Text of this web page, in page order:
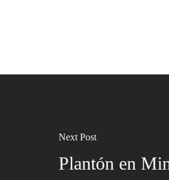
Next Post
Plantón en